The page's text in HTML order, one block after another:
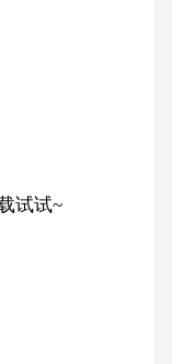
试试~